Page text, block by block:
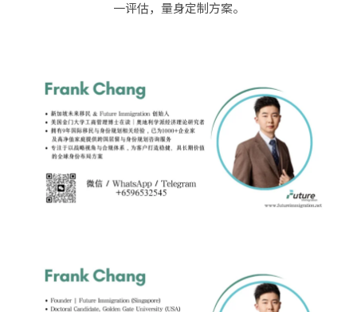
一评估，量身定制方案。